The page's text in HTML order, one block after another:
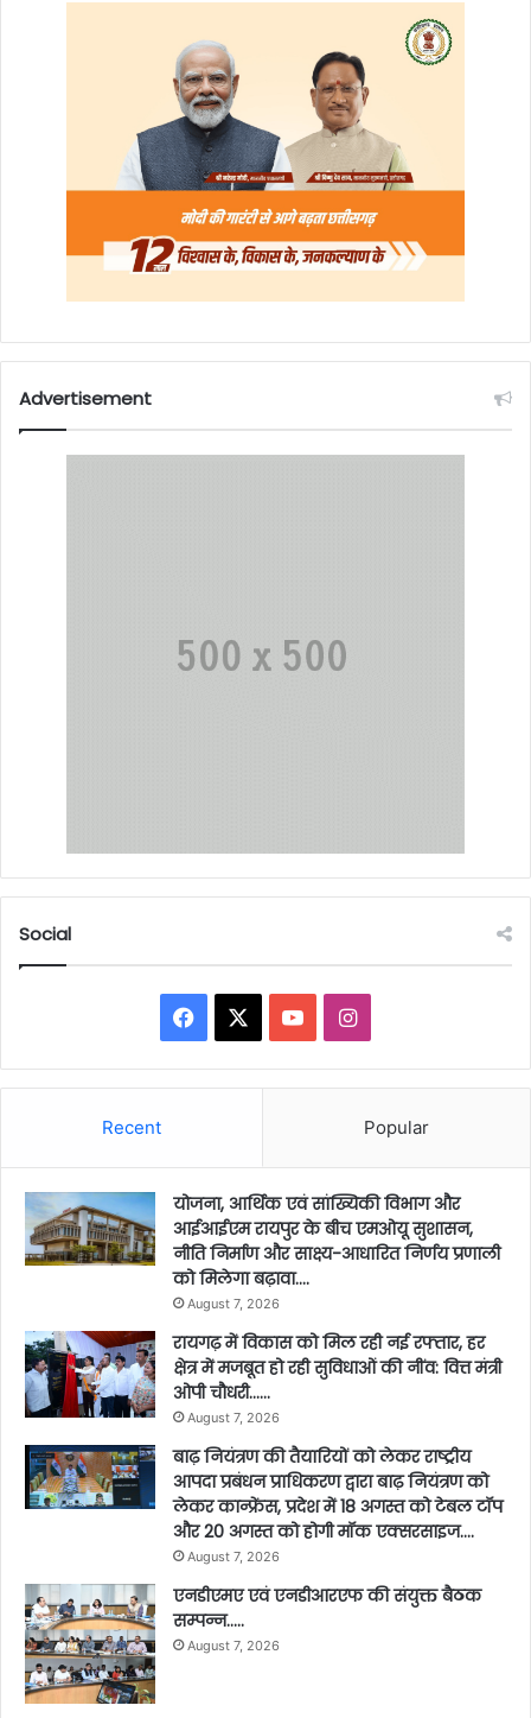
Advertisement
Social
Facebook YouTubeInstagram
Recent Popular
योजना, आर्थिक एवं सांख्यिकी विभाग और
आईआईएम रायपुर के बीच एमओयू सुशासन,
नीति निर्माण और साक्ष्य-आधारित निर्णय प्रणाली
को मिलेगा बढ़ावा….
August 7, 2026
रायगढ़ में विकास को मिल रही नई रफ्तार, हर
क्षेत्र में मजबूत हो रही सुविधाओं की नींव: वित्त मंत्री
ओपी चौधरी……
August 7, 2026
बाढ़ नियंत्रण की तैयारियों को लेकर राष्ट्रीय
आपदा प्रबंधन प्राधिकरण द्वारा बाढ़ नियंत्रण को
लेकर कान्फ्रेंस, प्रदेश में 18 अगस्त को टेबल टॉप
और 20 अगस्त को होगी मॉक एक्सरसाइज….
August 7, 2026
एनडीएमए एवं एनडीआरएफ की संयुक्त बैठक
सम्पन्न…..
August 7, 2026